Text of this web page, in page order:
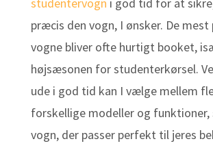
studentervogn i god tid for at
præcis den vogn, I ønsker. De
vogne bliver ofte hurtigt booket,
højsæsonen for studenterkørsel.
ude i god tid kan I vælge mellem
forskellige modeller og funktioner,
vogn, der passer perfekt til jeres